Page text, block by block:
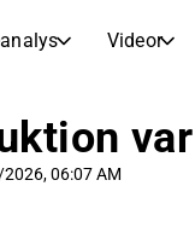
Videor
06:07 AM